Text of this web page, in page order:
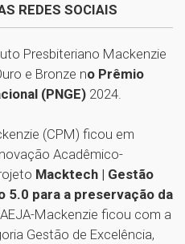
REDES SOCIAIS
Presbiteriano Mackenzie
e Bronze no Prêmio
(PNGE) 2024.
(CPM) ficou em
Acadêmico-
Macktech | Gestão
5.0 para a preservação da
AEJA-Mackenzie ficou com a
Gestão de Excelência,